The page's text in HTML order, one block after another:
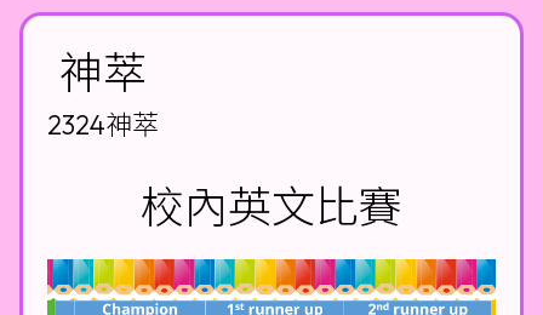
神萃
2324神萃
校內英文比賽